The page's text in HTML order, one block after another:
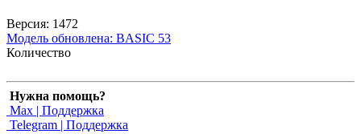
Версия: 1472
Модель обновлена: BASIC 53
Количество
Нужна помощь?
Max | Поддержка
Telegram | Поддержка